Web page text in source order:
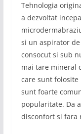
Tehnologia
a dezvoltat
si un aspirator
consocut si sub
mai tare mineral
care sunt
sunt foarte
popularitate. Da
disconfort si